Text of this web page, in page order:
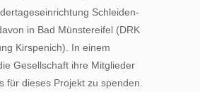
Schleiden-
in Bad Münstereifel (DRK
Kirspenich). In einem
Gesellschaft ihre Mitglieder
für dieses Projekt zu spenden.